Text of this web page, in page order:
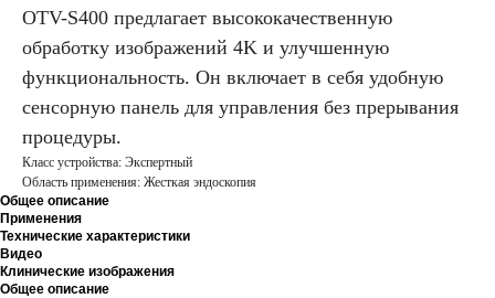
OTV-S400 предлагает высококачественную
обработку изображений 4K и улучшенную
функциональность. Он включает в себя удобную
сенсорную панель для управления без прерывания
процедуры.
Класс устройства: Экспертный
Область применения: Жесткая эндоскопия
Общее описание
Применения
Технические характеристики
Видео
Клинические изображения
Общее описание